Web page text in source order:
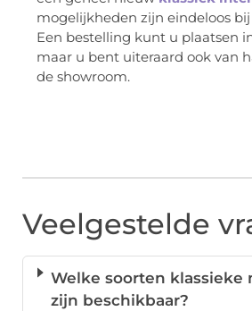
mogelijkheden zijn eindeloos bij
Een bestelling kunt u plaatsen
maar u bent uiteraard ook van
de showroom.
Veelgestelde
Welke soorten klassieke
zijn beschikbaar?